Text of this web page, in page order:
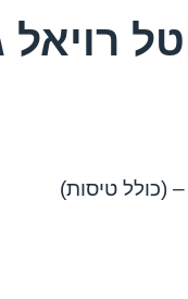
רויאל
(כולל טיסות)